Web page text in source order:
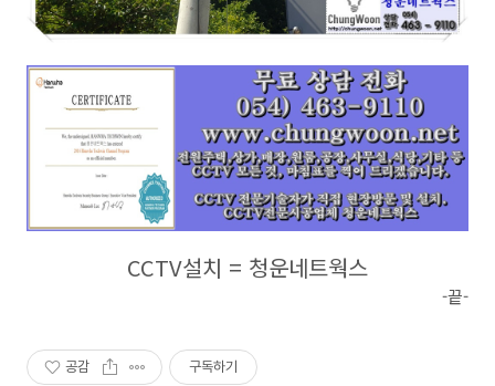
CCTV설치 = 청운네트웍스
-끝-
공감 구독하기